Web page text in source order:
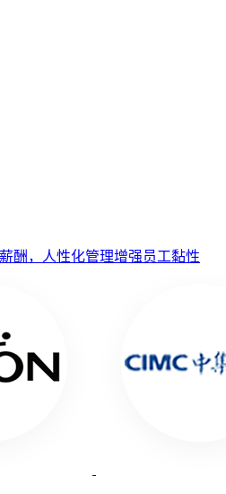
酬，人性化管理增强员工黏性